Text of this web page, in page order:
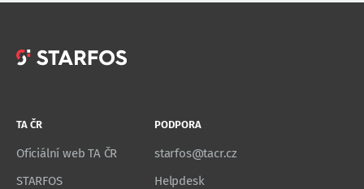
TA ČR
Oficiální web TA ČR
STARFOS
PODPORA
starfos@tacr.cz
Helpdesk